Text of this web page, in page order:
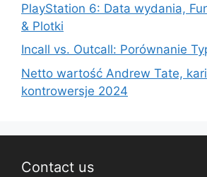
PlayStation 6: Data wydania,
& Plotki
Incall vs. Outcall: Porównanie
Netto wartość Andrew Tate,
kontrowersje 2024
Contact us